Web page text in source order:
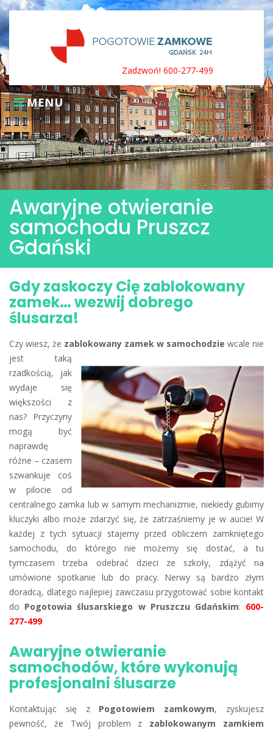
Skip
to
content
Zadzwoń! 600-277-499
MENU
Awaryjne otwieranie
samochodu Pruszcz
Gdański
Gdy zaskoczy Cię zablokowany
zamek… wezwij dobrego
ślusarza!
Czy wiesz, że zablokowany zamek w samochodzie wcale nie
jest taką
rzadkością, jak
wydaje się
większości z
nas? Przyczyny
mogą być
naprawdę
różne – czasem
szwankuje coś
w pilocie od
centralnego zamka lub w samym mechanizmie, niekiedy gubimy
kluczyki albo może zdarzyć się, że zatrzaśniemy je w aucie! W
każdej z tych sytuacji stajemy przed obliczem zamkniętego
samochodu, do którego nie możemy się dostać, a tu
tymczasem trzeba odebrać dzieci ze szkoły, zdążyć na
umówione spotkanie lub do pracy. Nerwy są bardzo złym
doradcą, dlatego najlepiej zawczasu przygotować sobie kontakt
do Pogotowia ślusarskiego w Pruszczu Gdańskim: 600-
277-499
Awaryjne otwieranie
samochodów, które wykonują
profesjonalni ślusarze
Kontaktując się z Pogotowiem zamkowym, zyskujesz
pewność, że Twój problem z zablokowanym zamkiem